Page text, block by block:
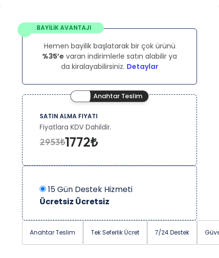
BAYİLİK AVANTAJI
Hemen bayilik başlatarak bir çok ürünü
%35’e varan indirimlerle satın alabilir ya
da kiralayabilirsiniz. Detaylar
Anahtar Teslim
SATIN ALMA FIYATI
Fiyatlara KDV Dahildir.
2953₺1772₺
15 Gün Destek Hizmeti
Ücretsiz Ücretsiz
Anahtar Teslim Tek Seferlik Ücret 7/24 Destek